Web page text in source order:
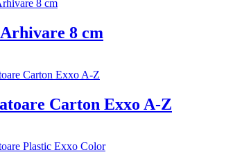
8 cm
Carton Exxo A-Z